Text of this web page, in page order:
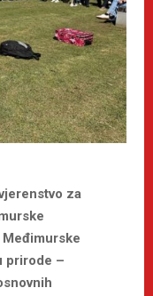
za
Međimurske
prirode –